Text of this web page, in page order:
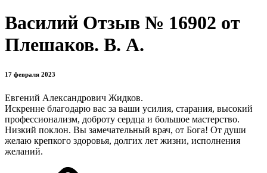
Василий Отзыв № 16902 от
Плешаков. В. А.
17 февраля 2023
Евгений Александрович Жидков.
Искренне благодарю вас за ваши усилия, старания, высокий
профессионализм, доброту сердца и большое мастерство.
Низкий поклон. Вы замечательный врач, от Бога! От души
желаю крепкого здоровья, долгих лет жизни, исполнения
желаний.